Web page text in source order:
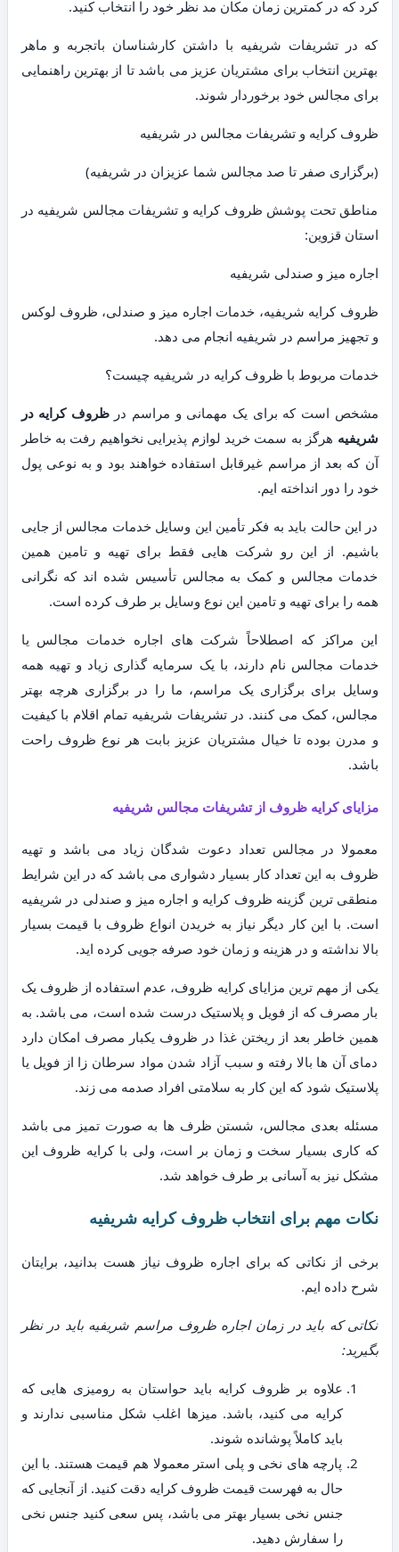
کرد که در کمترین زمان مکان مد نظر خود را انتخاب کنید.
که در تشریفات شریفیه با داشتن کارشناسان باتجربه و ماهر
بهترین انتخاب برای مشتریان عزیز می باشد تا از بهترین راهنمایی
برای مجالس خود برخوردار شوند.
ظروف کرایه و تشریفات مجالس در شریفیه
(برگزاری صفر تا صد مجالس شما عزیزان در شریفیه)
مناطق تحت پوشش ظروف کرایه و تشریفات مجالس شریفیه در
استان قزوین:
اجاره میز و صندلی شریفیه
ظروف کرایه شریفیه، خدمات اجاره میز و صندلی، ظروف لوکس
و تجهیز مراسم در شریفیه انجام می دهد.
خدمات مربوط با ظروف کرایه در شریفیه چیست؟
مشخص است که برای یک مهمانی و مراسم درظروف کرایه در
شریفیه هرگز به سمت خرید لوازم پذیرایی نخواهیم رفت به خاطر
آن که بعد از مراسم غیرقابل استفاده خواهند بود و به نوعی پول
خود را دور انداخته ایم.
در این حالت باید به فکر تأمین این وسایل خدمات مجالس از جایی
باشیم. از این رو شرکت هایی فقط برای تهیه و تامین همین
خدمات مجالس و کمک به مجالس تأسیس شده اند که نگرانی
همه را برای تهیه و تامین این نوع وسایل بر طرف کرده است.
این مراکز که اصطلاحاً شرکت های اجاره خدمات مجالس یا
خدمات مجالس نام دارند، با یک سرمایه گذاری زیاد و تهیه همه
وسایل برای برگزاری یک مراسم، ما را در برگزاری هرچه بهتر
مجالس، کمک می کنند. در تشریفات شریفیه تمام اقلام با کیفیت
و مدرن بوده تا خیال مشتریان عزیز بابت هر نوع ظروف راحت
باشد.
مزایای کرایه ظروف از تشریفات مجالس شریفیه
معمولا در مجالس تعداد دعوت شدگان زیاد می باشد و تهیه
ظروف به این تعداد کار بسیار دشواری می باشد که در این شرایط
منطقی ترین گزینه ظروف کرایه و اجاره میز و صندلی در شریفیه
است. با این کار دیگر نیاز به خریدن انواع ظروف با قیمت بسیار
بالا نداشته و در هزینه و زمان خود صرفه جویی کرده اید.
یکی از مهم ترین مزایای کرایه ظروف، عدم استفاده از ظروف یک
بار مصرف که از فویل و پلاستیک درست شده است، می باشد. به
همین خاطر بعد از ریختن غذا در ظروف یکبار مصرف امکان دارد
دمای آن ها بالا رفته و سبب آزاد شدن مواد سرطان زا از فویل یا
پلاستیک شود که این کار به سلامتی افراد صدمه می زند.
مسئله بعدی مجالس، شستن ظرف ها به صورت تمیز می باشد
که کاری بسیار سخت و زمان بر است، ولی با کرایه ظروف این
مشکل نیز به آسانی بر طرف خواهد شد.
نکات مهم برای انتخاب ظروف کرایه شریفیه
برخی از نکاتی که برای اجاره ظروف نیاز هست بدانید، برایتان
شرح داده ایم.
نکاتی که باید در زمان اجاره ظروف مراسم شریفیه باید در نظر
بگیرید:
علاوه بر ظروف کرایه باید حواستان به رومیزی هایی که
کرایه می کنید، باشد. میزها اغلب شکل مناسبی ندارند و
باید کاملاً پوشانده شوند.
پارچه های نخی و پلی استر معمولا هم قیمت هستند. با این
حال به فهرست قیمت ظروف کرایه دقت کنید. از آنجایی که
جنس نخی بسیار بهتر می باشد، پس سعی کنید جنس نخی
را سفارش دهید.